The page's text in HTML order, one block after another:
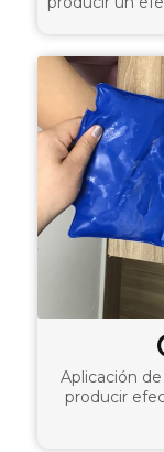
Aplicación
producir